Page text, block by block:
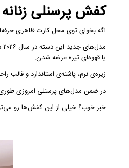
کفش پرسنلی
اگه بخوای توی محل کارت ظاهری
یا قهوه‌ای تیره عرضه شدن.
زیره‌ی نرم، پاشنه‌ی استاندارد و
در ضمن مدل‌های پرسنلی امروزی
خبر خوب؟ خیلی از این کفش‌ها رو